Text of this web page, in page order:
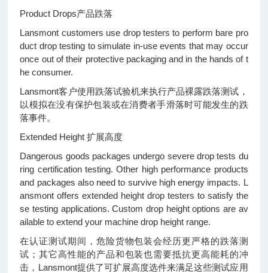
Product Drops产品跌落
Lansmont customers use drop testers to perform bare pro
duct drop testing to simulate in-use events that may occur
once out of their protective packaging and in the hands of t
he consumer.
Lansmont客户使用跌落试验机来执行产品裸露跌落测试，
以模拟在没有保护包装或在消费者手滑落时可能发生的跌
落事件。
Extended Height 扩展高度
Dangerous goods packages undergo severe drop tests du
ring certification testing. Other high performance products
and packages also need to survive high energy impacts. L
ansmont offers extended height drop testers to satisfy the
se testing applications. Custom drop height options are av
ailable to extend your machine drop height range.
在认证测试期间，危险货物包装会经历更严格的跌落测
试；其它高性能的产品和包装也需要抵抗更高能耗的冲
击，Lansmont提供了可扩展高度选件来满足这些测试应用